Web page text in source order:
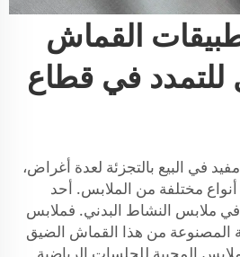
القماش
للتمدد في قطاع
في البيع بالتجزئة لعدة أغراض،
مختلفة من الملابس. أحد
في ملابس النشاط البدني. فملابس
المصنوعة من هذا القماش الضيق